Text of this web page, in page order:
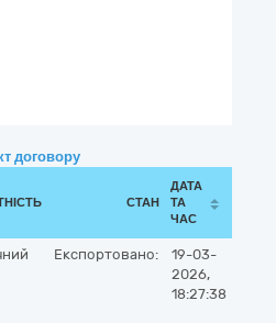
договору
СТАН
ДАТА
ТА
ЧАС
Експортовано:
19-03-
2026,
18:27:38